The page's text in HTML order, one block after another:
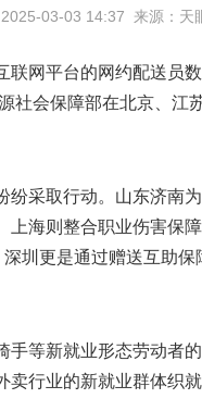
2025-03-03 14:37 来源：
联网平台的网约配送员
社会保障部在北京、
纷采取行动。山东济南
上海则整合职业伤害保
深圳更是通过赠送互助
手等新就业形态劳动者
卖行业的新就业群体织